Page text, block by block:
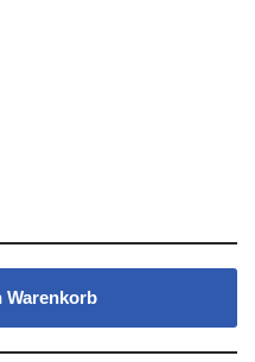
Warenkorb